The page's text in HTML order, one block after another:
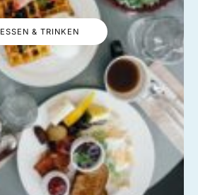
ESSEN & TRINKEN